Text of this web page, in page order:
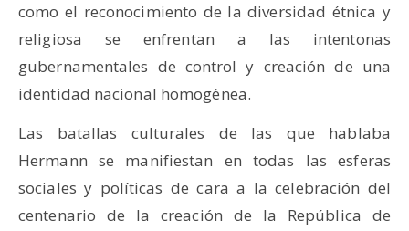
como el reconocimiento de la diversidad étnica y
religiosa se enfrentan a las intentonas
gubernamentales de control y creación de una
identidad nacional homogénea.
Las batallas culturales de las que hablaba
Hermann se manifiestan en todas las esferas
sociales y políticas de cara a la celebración del
centenario de la creación de la República de